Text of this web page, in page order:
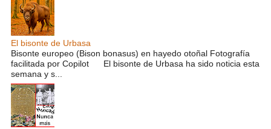
El bisonte de Urbasa
Bisonte europeo (Bison bonasus) en hayedo otoñal Fotografía
facilitada por Copilot El bisonte de Urbasa ha sido noticia esta
semana y s...